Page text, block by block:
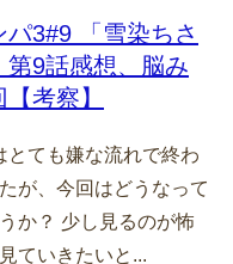
パ3#9 「雪染ちさ
第9話感想、脳み
考察】
とても嫌な流れで終わ
が、今回はどうなって
か？ 少し見るのが怖
ていきたいと...